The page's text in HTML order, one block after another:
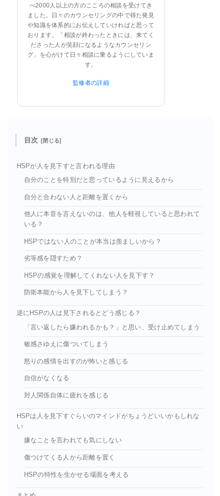
べ2000人以上の方のこころの相談を受けてき
ました。日々のカウンセリングの中で得た発見
や知識を体系的にお伝えしていければと思って
おります。「相談が終わったときには、来てく
ださった人が笑顔になるようなカウンセリン
グ」を心がけて日々相談に乗るようにしていま
す。
監修者の詳細
目次
HSPが人を見下すと言われる理由
自分のことを特別だと思っているように見えるから
自分と合わない人と距離を置くから
他人に本音を言えないのは、他人を軽視していると思われて
いる？
HSPではない人のことが本当は羨ましいから？
劣等感を隠すため？
HSPの感覚を理解してくれない人を見下す？
防衛本能から人を見下してしまう？
逆にHSPの人は見下されるとどう感じる？
「言い返したら嫌われるかも？」と思い、受け止めてしまう
敏感さゆえに傷ついてしまう
怒りの感情を出すのが怖いと感じる
自信がなくなる
対人関係自体に疲れを感じる
HSPは人を見下すぐらいのマインドがちょうどいいかもしれな
い
嫌なことを言われても気にしない
傷つけてくる人から距離を置く
HSPの特性を生かせる場面を考える